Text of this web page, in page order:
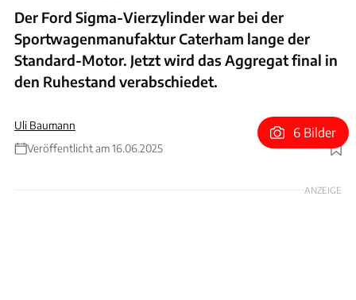
Der Ford Sigma-Vierzylinder war bei der
Sportwagenmanufaktur Caterham lange der
Standard-Motor. Jetzt wird das Aggregat final in
den Ruhestand verabschiedet.
Uli Baumann
Veröffentlicht am 16.06.2025
Foto: Caterham
6 Bilder
ANZEIGE